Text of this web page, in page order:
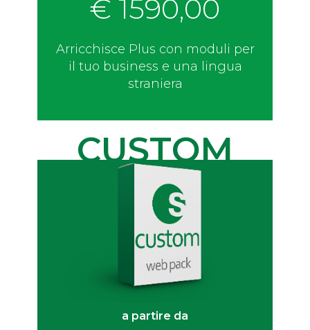
€ 1590,00
Arricchisce Plus con moduli per
il tuo business e una lingua
straniera
CUSTOM
a partire da